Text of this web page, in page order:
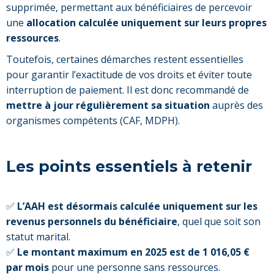
supprimée, permettant aux bénéficiaires de percevoir
une allocation calculée uniquement sur leurs propres
ressources.
Toutefois, certaines démarches restent essentielles
pour garantir l’exactitude de vos droits et éviter toute
interruption de paiement. Il est donc recommandé de
mettre à jour régulièrement sa situation auprès des
organismes compétents (CAF, MDPH).
Les points essentiels à retenir
✅ L’AAH est désormais calculée uniquement sur les
revenus personnels du bénéficiaire, quel que soit son
statut marital.
✅ Le montant maximum en 2025 est de 1 016,05 €
par mois pour une personne sans ressources.